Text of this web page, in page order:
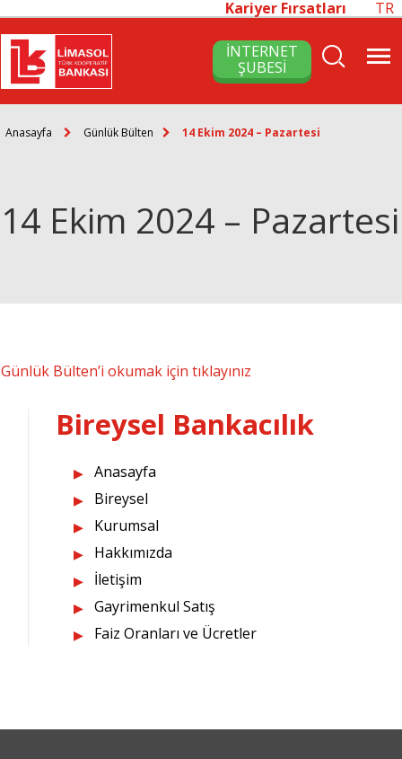
Kariyer Fırsatları TR
İNTERNET
ŞUBESİ
Anasayfa Günlük Bülten 14 Ekim 2024 – Pazartesi
14 Ekim 2024 – Pazartesi
Günlük Bülten’i okumak için tıklayınız
Bireysel Bankacılık
Anasayfa
Bireysel
Kurumsal
Hakkımızda
İletişim
Gayrimenkul Satış
Faiz Oranları ve Ücretler